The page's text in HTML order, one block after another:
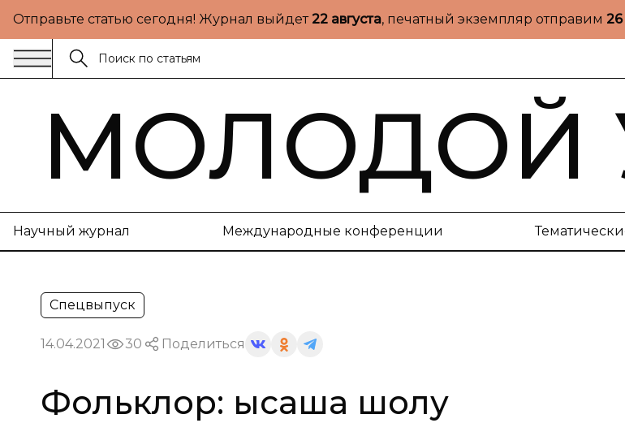
Отправьте статью сегодня! Журнал выйдет22 августа, печатный экземпляр отправим 26
МОЛОДОЙ
Научный журнал Международные конференции
Спецвыпуск
14.04.2021 30 Поделиться
Фольклор: қысқаша шолу